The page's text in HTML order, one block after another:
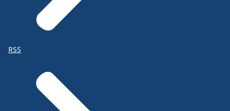
RSS